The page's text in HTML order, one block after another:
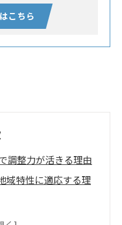
こちら
調整力が活きる理由
域特性に適応する理
揮する調整力とは何